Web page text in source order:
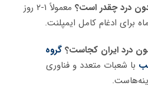
معمولاً ۱-۲ روز
گروه
با شعبات متعدد و فناوری